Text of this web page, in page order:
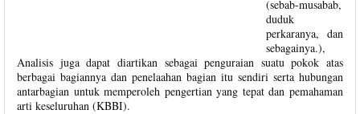
(sebab-musabab,
duduk
perkaranya, dan
sebagainya.),
Analisis juga dapat diartikan sebagai penguraian suatu pokok atas
berbagai bagiannya dan penelaahan bagian itu sendiri serta hubungan
antarbagian untuk memperoleh pengertian yang tepat dan pemahaman
arti keseluruhan (KBBI).